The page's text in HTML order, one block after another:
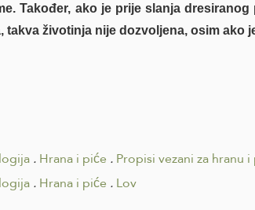
Također, ako je prije slanja
životinja nije dozvoljena, osim ako
.Hrana i piće .Propisi vezani za hranu
.Hrana i piće .Lov